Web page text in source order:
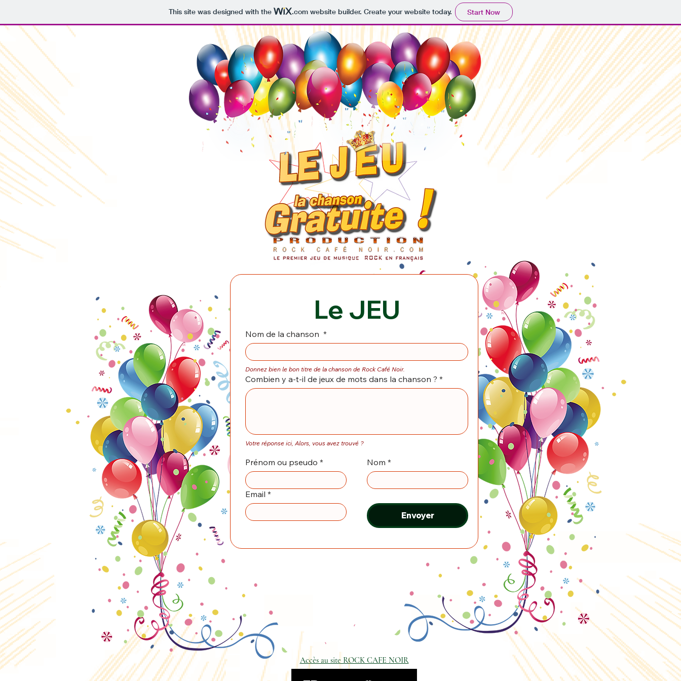
This site was designed with the .comwebsite builder. Create your website today. Start Now
Le JEU
Nom de la chanson *
Donnez bien le bon titre de la chanson de Rock Café Noir.
Combien y a-t-il de jeux de mots dans la chanson ? *
Votre réponse ici, Alors, vous avez trouvé ?
Prénom ou pseudo * Nom *
Email *
Envoyer
Accès au site ROCK CAFE NOIR